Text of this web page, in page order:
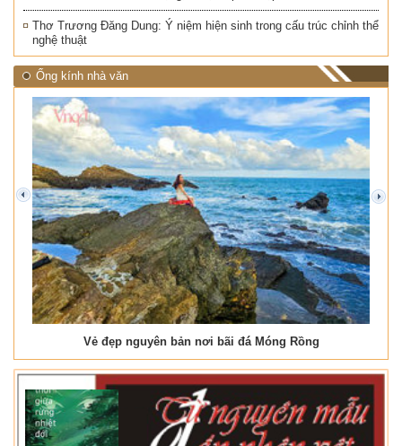
Thơ Trương Đăng Dung: Ý niệm hiện sinh trong cấu trúc chỉnh thể
nghệ thuật
Ống kính nhà văn
Vẻ đẹp nguyên bản nơi bãi đá Móng Rồng
prev next